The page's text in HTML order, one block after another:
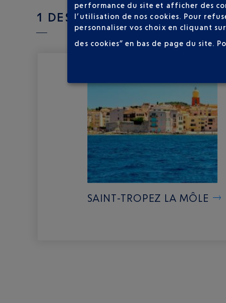
1 DESTINATIONS AVEC
SAINT-TROPEZ LA MÔLE
performance du site et afficher des
l’utilisation de nos cookies. Pour
personnaliser vos choix en cliquant
des cookies” en bas de page du site.